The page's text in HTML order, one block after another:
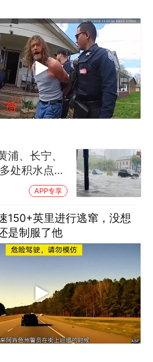
浦、长宁、
处积水点正
APP专享
150+英里进行逃窜，没想
是制服了他